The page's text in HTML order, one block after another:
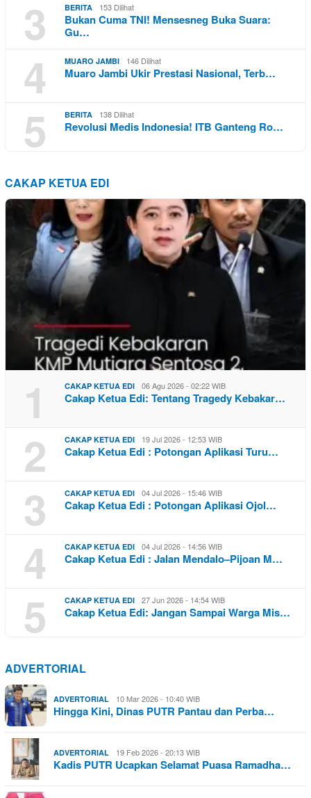
3 BERITA 153 Dilihat
Bukan Cuma TNI! Mensesneg Buka Suara:
Gu…
4 MUARO JAMBI 146 Dilihat
Muaro Jambi Ukir Prestasi Nasional, Terb…
5 BERITA 138 Dilihat
Revolusi Medis Indonesia! ITB Ganteng Ro…
CAKAP KETUA EDI
1 CAKAP KETUA EDI 06 Agu 2026 - 02:22 WIB
Cakap Ketua Edi: Tentang Tragedy Kebakar…
2 CAKAP KETUA EDI 19 Jul 2026 - 12:53 WIB
Cakap Ketua Edi : Potongan Aplikasi Turu…
3 CAKAP KETUA EDI 04 Jul 2026 - 15:46 WIB
Cakap Ketua Edi : Potongan Aplikasi Ojol…
4 CAKAP KETUA EDI 04 Jul 2026 - 14:56 WIB
Cakap Ketua Edi : Jalan Mendalo–Pijoan M…
5 CAKAP KETUA EDI 27 Jun 2026 - 14:54 WIB
Cakap Ketua Edi: Jangan Sampai Warga Mis…
ADVERTORIAL
ADVERTORIAL 10 Mar 2026 - 10:40 WIB
Hingga Kini, Dinas PUTR Pantau dan Perba…
ADVERTORIAL 19 Feb 2026 - 20:13 WIB
Kadis PUTR Ucapkan Selamat Puasa Ramadha…